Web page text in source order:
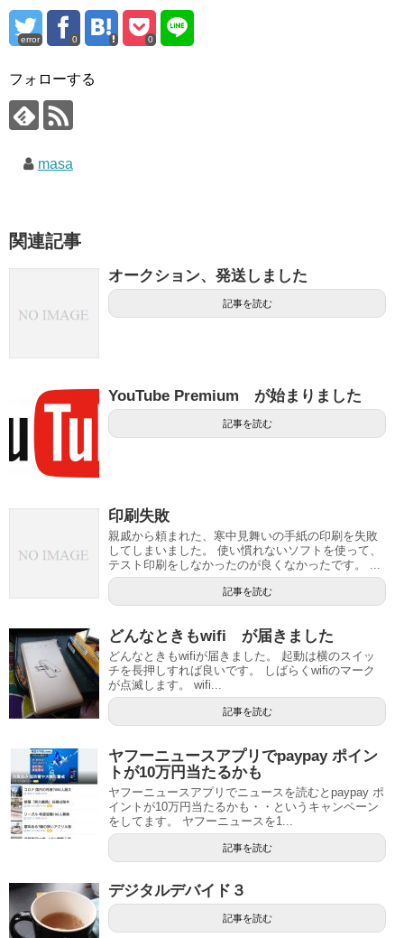
error 0 0
フォローする
masa
関連記事
オークション、発送しました
記事を読む
YouTube Premium が始まりました
記事を読む
印刷失敗
親戚から頼まれた、寒中見舞いの手紙の印刷を失敗
してしまいました。 使い慣れないソフトを使って、
テスト印刷をしなかったのが良くなかったです。 ...
記事を読む
どんなときもwifi が届きました
どんなときもwifiが届きました。 起動は横のスイッ
チを長押しすれば良いです。 しばらくwifiのマーク
が点滅します。 wifi...
記事を読む
ヤフーニュースアプリでpaypay ポイン
トが10万円当たるかも
ヤフーニュースアプリでニュースを読むとpaypay ポ
イントが10万円当たるかも・・というキャンペーン
をしてます。 ヤフーニュースを1...
記事を読む
デジタルデバイド３
記事を読む